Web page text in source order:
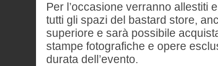
Per l’occasione verranno allestiti
tutti gli spazi del bastard store,
superiore e sarà possibile
stampe fotografiche e opere
durata dell’evento.